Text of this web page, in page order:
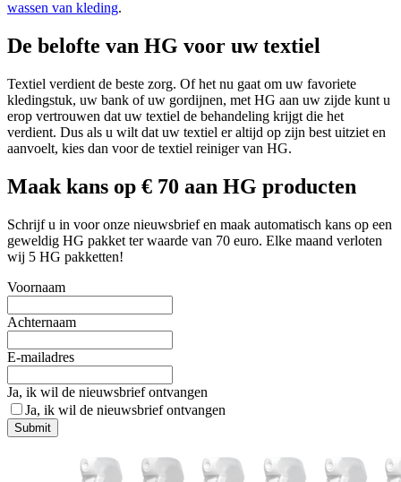
wassen van kleding.
De belofte van HG voor uw textiel
Textiel verdient de beste zorg. Of het nu gaat om uw favoriete
kledingstuk, uw bank of uw gordijnen, met HG aan uw zijde kunt u
erop vertrouwen dat uw textiel de behandeling krijgt die het
verdient. Dus als u wilt dat uw textiel er altijd op zijn best uitziet en
aanvoelt, kies dan voor de textiel reiniger van HG.
Maak kans op € 70 aan HG producten
Schrijf u in voor onze nieuwsbrief en maak automatisch kans op een
geweldig HG pakket ter waarde van 70 euro. Elke maand verloten
wij 5 HG pakketten!
Voornaam
Achternaam
E-mailadres
Ja, ik wil de nieuwsbrief ontvangen
Ja, ik wil de nieuwsbrief ontvangen
Submit